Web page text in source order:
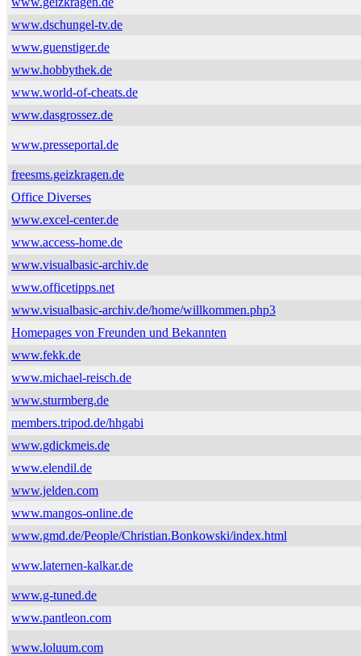
www.dschungel-tv.de
www.guenstiger.de
www.hobbythek.de
www.world-of-cheats.de
www.dasgrossez.de
www.presseportal.de
freesms.geizkragen.de
Office Diverses
www.excel-center.de
www.access-home.de
www.visualbasic-archiv.de
www.officetipps.net
www.visualbasic-archiv.de/home/willkommen.php3
Homepages von Freunden und Bekannten
www.fekk.de
www.michael-reisch.de
www.sturmberg.de
members.tripod.de/hhgabi
www.gdickmeis.de
www.elendil.de
www.jelden.com
www.mangos-online.de
www.gmd.de/People/Christian.Bonkowski/index.html
www.laternen-kalkar.de
www.g-tuned.de
www.pantleon.com
www.loluum.com